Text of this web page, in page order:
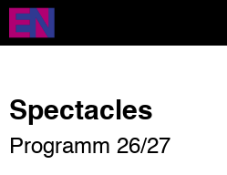
Direkt
zum
Inhalt
Spectacles
Programm 26/27